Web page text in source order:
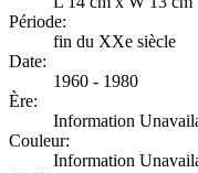
Période:
fin du XXe siècle
Date:
1960 - 1980
Ère:
Information
Couleur:
Information